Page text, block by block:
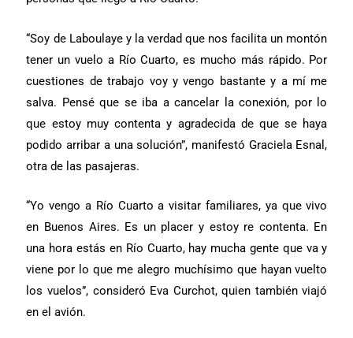
“Soy de Laboulaye y la verdad que nos facilita un montón
tener un vuelo a Río Cuarto, es mucho más rápido. Por
cuestiones de trabajo voy y vengo bastante y a mí me
salva. Pensé que se iba a cancelar la conexión, por lo
que estoy muy contenta y agradecida de que se haya
podido arribar a una solución”, manifestó Graciela Esnal,
otra de las pasajeras.
“Yo vengo a Río Cuarto a visitar familiares, ya que vivo
en Buenos Aires. Es un placer y estoy re contenta. En
una hora estás en Río Cuarto, hay mucha gente que va y
viene por lo que me alegro muchísimo que hayan vuelto
los vuelos”, consideró Eva Curchot, quien también viajó
en el avión.